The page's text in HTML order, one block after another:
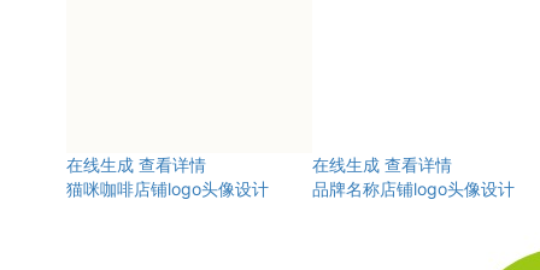
在线生成 查看详情
猫咪咖啡店铺logo头像设计
在线生成 查看详情
品牌名称店铺logo头像设计